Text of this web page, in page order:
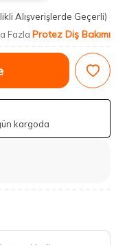
Alışverişlerde Geçerli)
Fazla Protez Diş Bakımı
kargoda